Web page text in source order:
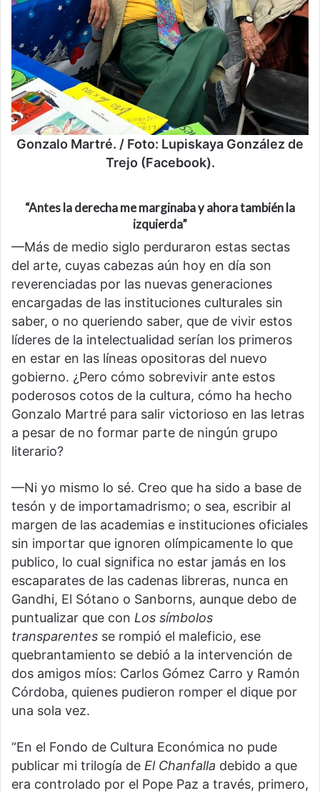
Gonzalo Martré. / Foto: Lupiskaya González de
Trejo (Facebook).
“Antes la derecha me marginaba y ahora también la
izquierda”
—Más de medio siglo perduraron estas sectas
del arte, cuyas cabezas aún hoy en día son
reverenciadas por las nuevas generaciones
encargadas de las instituciones culturales sin
saber, o no queriendo saber, que de vivir estos
líderes de la intelectualidad serían los primeros
en estar en las líneas opositoras del nuevo
gobierno. ¿Pero cómo sobrevivir ante estos
poderosos cotos de la cultura, cómo ha hecho
Gonzalo Martré para salir victorioso en las letras
a pesar de no formar parte de ningún grupo
literario?
—Ni yo mismo lo sé. Creo que ha sido a base de
tesón y de importamadrismo; o sea, escribir al
margen de las academias e instituciones oficiales
sin importar que ignoren olímpicamente lo que
publico, lo cual significa no estar jamás en los
escaparates de las cadenas libreras, nunca en
Gandhi, El Sótano o Sanborns, aunque debo de
puntualizar que con Los símbolos
transparentes se rompió el maleficio, ese
quebrantamiento se debió a la intervención de
dos amigos míos: Carlos Gómez Carro y Ramón
Córdoba, quienes pudieron romper el dique por
una sola vez.
“En el Fondo de Cultura Económica no pude
publicar mi trilogía de El Chanfalla debido a que
era controlado por el Pope Paz a través, primero,